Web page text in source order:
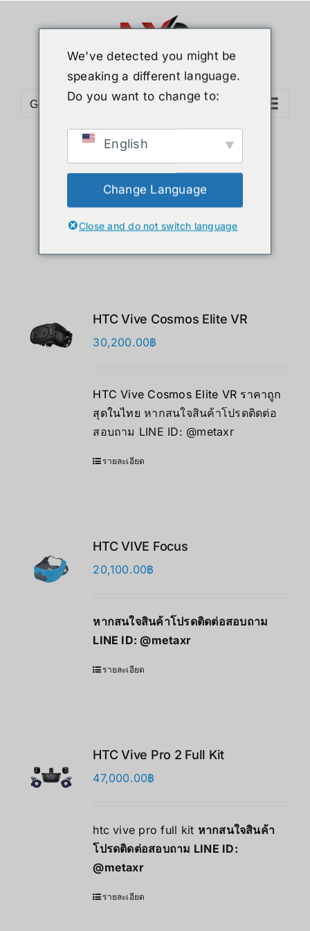
Go to...
Sort byDefault Order
Show12 Products
HTC Vive Cosmos Elite VR
30,200.00฿
HTC Vive Cosmos Elite VR ราคาถูก
สุดในไทย หากสนใจสินค้าโปรดติดต่อ
สอบถาม LINE ID: @metaxr
รายละเอียด
HTC VIVE Focus
20,100.00฿
หากสนใจสินค้าโปรดติดต่อสอบถาม
LINE ID:@metaxr
รายละเอียด
HTC Vive Pro 2 Full Kit
47,000.00฿
htc vive pro full kit หากสนใจสินค้า
โปรดติดต่อสอบถาม LINE ID:
@metaxr
รายละเอียด
We've detected you might be
speaking a different language.
Do you want to change to:
English
Change Language
Close and do not switch language